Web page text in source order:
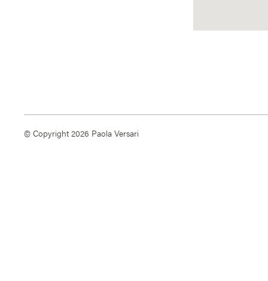
© Copyright 2026 Paola Versari